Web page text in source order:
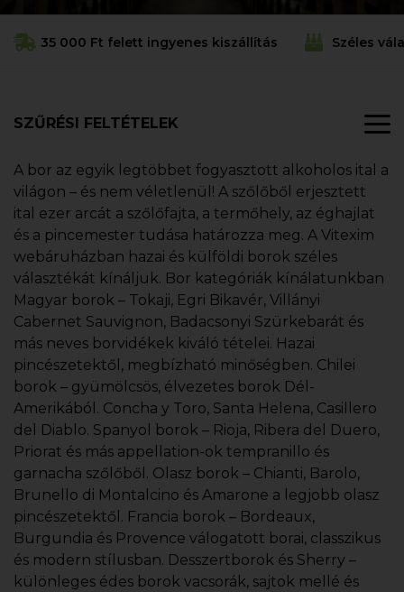
35 000 Ft felett ingyenes kiszállítás Széles
SZŰRÉSI FELTÉTELEK
A bor az egyik legtöbbet fogyasztott alkoholos ital a
világon – és nem véletlenül! A szőlőből erjesztett
ital ezer arcát a szőlőfajta, a termőhely, az éghajlat
és a pincemester tudása határozza meg. A Vitexim
webáruházban hazai és külföldi borok széles
választékát kínáljuk. Bor kategóriák kínálatunkban
Magyar borok – Tokaji, Egri Bikavér, Villányi
Cabernet Sauvignon, Badacsonyi Szürkebarát és
más neves borvidékek kiváló tételei. Hazai
pincészetektől, megbízható minőségben. Chilei
borok – gyümölcsös, élvezetes borok Dél-
Amerikából. Concha y Toro, Santa Helena, Casillero
del Diablo. Spanyol borok – Rioja, Ribera del Duero,
Priorat és más appellation-ok tempranillo és
garnacha szőlőből. Olasz borok – Chianti, Barolo,
Brunello di Montalcino és Amarone a legjobb olasz
pincészetektől. Francia borok – Bordeaux,
Burgundia és Provence válogatott borai, classzikus
és modern stílusban. Desszertborok és Sherry –
különleges édes borok vacsorák, sajtok mellé és